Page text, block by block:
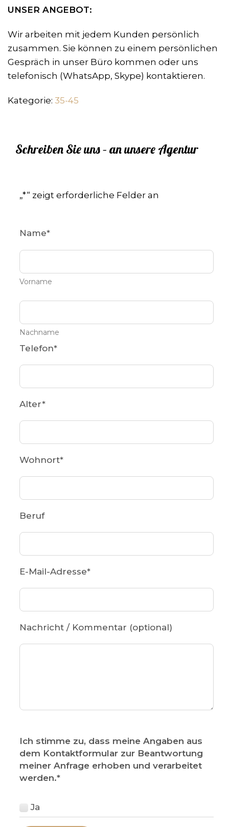
UNSER ANGEBOT:
Wir arbeiten mit jedem Kunden persönlich
zusammen. Sie können zu einem persönlichen
Gespräch in unser Büro kommen oder uns
telefonisch (WhatsApp, Skype) kontaktieren.
Kategorie: 35-45
Schreiben Sie uns – an unsere Agentur
„*“ zeigt erforderliche Felder an
Name*
Vorname
Nachname
Telefon*
Alter*
Wohnort*
Beruf
E-Mail-Adresse*
Nachricht / Kommentar (optional)
Ich stimme zu, dass meine Angaben aus
dem Kontaktformular zur Beantwortung
meiner Anfrage erhoben und verarbeitet
werden.*
Ja